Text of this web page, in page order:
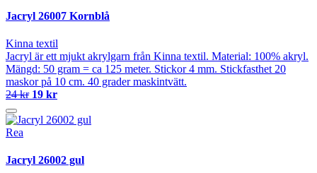
Jacryl 26007 Kornblå
Kinna textil
Jacryl är ett mjukt akrylgarn från Kinna textil. Material: 100% akryl.
Mängd: 50 gram = ca 125 meter. Stickor 4 mm. Stickfasthet 20
maskor på 10 cm. 40 grader maskintvätt.
24 kr 19 kr
Rea
Jacryl 26002 gul